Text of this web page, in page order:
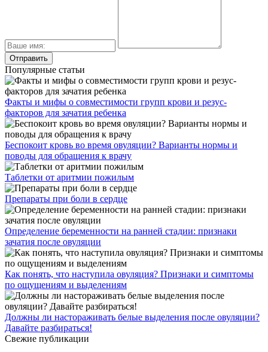
Популярные статьи
Факты и мифы о совместимости групп крови и резус-
факторов для зачатия ребенка
Беспокоит кровь во время овуляции? Варианты нормы и
поводы для обращения к врачу
Таблетки от аритмии пожилым
Препараты при боли в сердце
Определение беременности на ранней стадии: признаки
зачатия после овуляции
Как понять, что наступила овуляция? Признаки и симптомы
по ощущениям и выделениям
Должны ли настораживать белые выделения после овуляции?
Давайте разбираться!
Свежие публикации